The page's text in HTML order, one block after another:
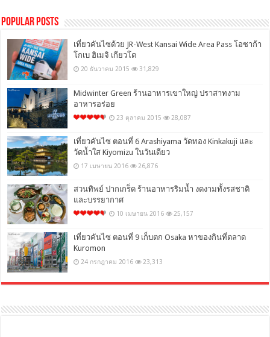
Popular Posts
เที่ยวคันไซด้วย JR-West Kansai Wide Area Pass โอซาก้า
โกเบ ฮิเมจิ เกียวโต
20 ธันวาคม 2015 31,829
Midwinter Green ร้านอาหารเขาใหญ่ ปราสาทงาม
อาหารอร่อย
23 ตุลาคม 2015 28,087
เที่ยวคันไซ ตอนที่ 6 Arashiyama วัดทอง Kinkakuji และ
วัดน้ำใส Kiyomizu ในวันเดียว
17 เมษายน 2016 26,876
สวนทิพย์ ปากเกร็ด ร้านอาหารริมน้ำ งดงามทั้งรสชาติ
และบรรยากาศ
10 เมษายน 2016 25,157
เที่ยวคันไซ ตอนที่ 9 เก็บตก Osaka หาของกินที่ตลาด
Kuromon
24 กรกฎาคม 2016 23,313